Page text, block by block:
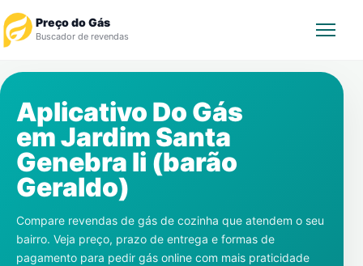
Preço do Gás
Buscador de revendas
Revendedor
Notícias
Cadastre-se
Gás
Aplicativo Do Gás
emJardim Santa
Genebra Ii (barão
Geraldo)
Compare revendas de gás de cozinha que atendem o seu
bairro. Veja preço, prazo de entrega e formas de
pagamento para pedir gás online com mais praticidade